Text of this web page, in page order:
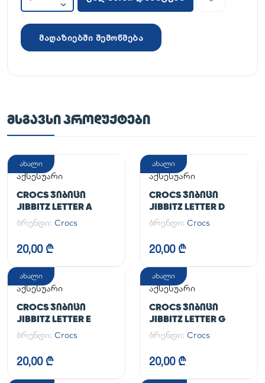
მაღაზიებში შემოწმება
ᲛᲡᲒᲐᲕᲡᲘ ᲞᲠᲝᲓᲣᲥᲢᲔᲑᲘ
ახალი
აქსესუარი
CROCS ᲯᲘᲑᲘᲪᲘ
JIBBITZ LETTER A
ბრენდი: Crocs
20,00 ₾
ახალი
აქსესუარი
CROCS ᲯᲘᲑᲘᲪᲘ
JIBBITZ LETTER D
ბრენდი: Crocs
20,00 ₾
ახალი
აქსესუარი
CROCS ᲯᲘᲑᲘᲪᲘ
JIBBITZ LETTER E
ბრენდი: Crocs
20,00 ₾
ახალი
აქსესუარი
CROCS ᲯᲘᲑᲘᲪᲘ
JIBBITZ LETTER G
ბრენდი: Crocs
20,00 ₾